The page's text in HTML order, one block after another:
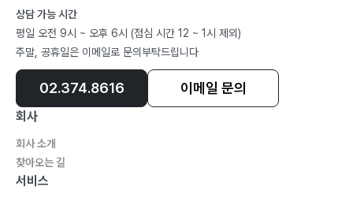
상담 가능 시간
평일 오전 9시 ~ 오후 6시 (점심 시간 12 ~ 1시 제외)
주말, 공휴일은 이메일로 문의부탁드립니다
02.374.8616 이메일 문의
회사
회사 소개
찾아오는 길
서비스